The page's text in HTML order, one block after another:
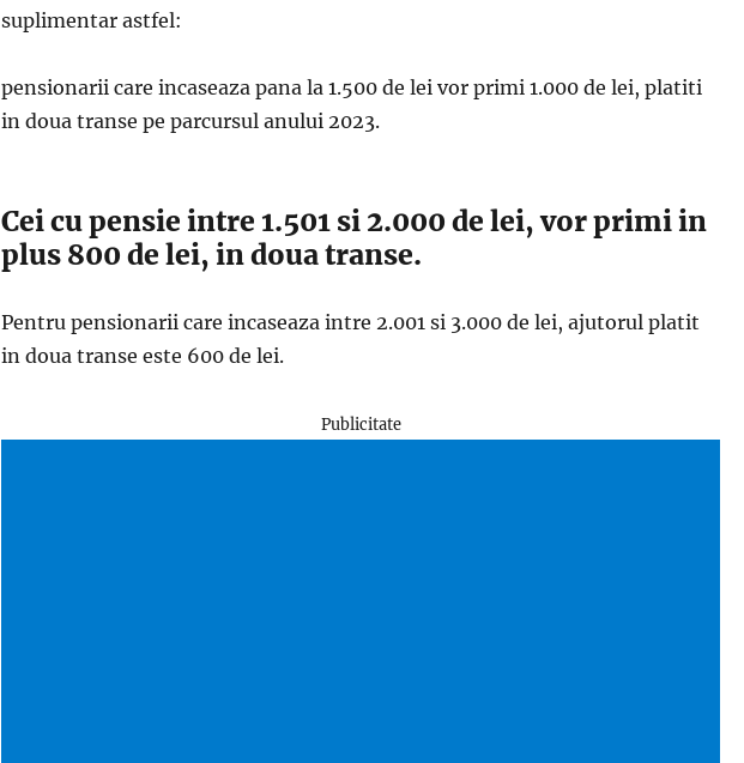
suplimentar astfel:
pensionarii care incaseaza pana la 1.500 de lei vor primi 1.000 de lei, platiti
in doua transe pe parcursul anului 2023.
Cei cu pensie intre 1.501 si 2.000 de lei, vor primi in
plus 800 de lei, in doua transe.
Pentru pensionarii care incaseaza intre 2.001 si 3.000 de lei, ajutorul platit
in doua transe este 600 de lei.
Publicitate